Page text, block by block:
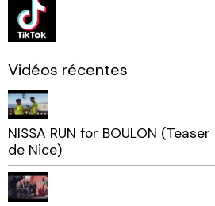
Vidéos récentes
NISSA RUN for BOULON
de Nice)